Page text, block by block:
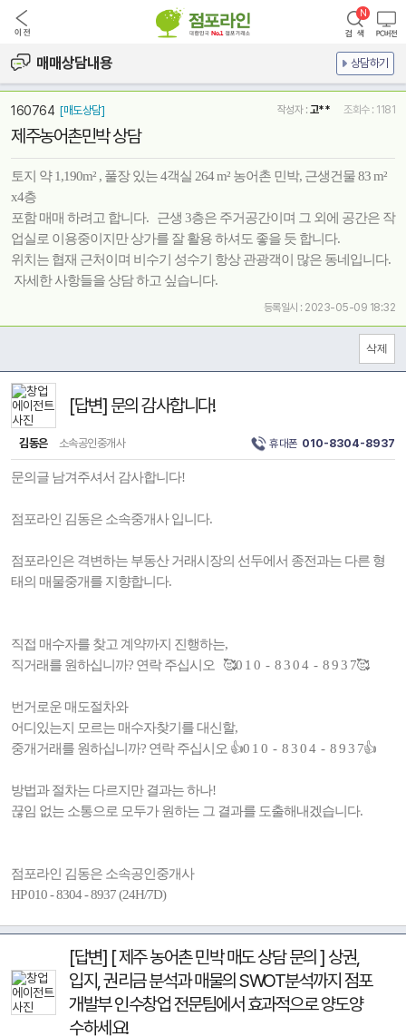
매매상담내용 상담하기
160764 [매도상담] 작성자 : 고** 조회수 : 1181
제주농어촌민박 상담
토지 약 1,190m² , 풀장 있는 4객실 264 m² 농어촌 민박, 근생건물 83 m²
x4층
포함 매매 하려고 합니다. 근생 3층은 주거공간이며 그 외에 공간은 작
업실로 이용중이지만 상가를 잘 활용 하셔도 좋을 듯 합니다.
위치는 협재 근처이며 비수기 성수기 항상 관광객이 많은 동네입니다.
자세한 사항들을 상담 하고 싶습니다.
등록일시 : 2023-05-09 18:32
[답변] 문의 감사합니다!
김동은 소속공인중개사 휴대폰 010-8304-8937
문의글 남겨주셔서 감사합니다!
점포라인 김동은 소속중개사 입니다.
점포라인은 격변하는 부동산 거래시장의 선두에서 종전과는 다른 형
태의 매물중개를 지향합니다.
직접 매수자를 찾고 계약까지 진행하는,
직거래를 원하십니까? 연락 주십시오 🥰0 1 0 - 8 3 0 4 - 8 9 3 7🥰
번거로운 매도절차와
어디있는지 모르는 매수자찾기를 대신할,
중개거래를 원하십니까? 연락 주십시오 👍0 1 0 - 8 3 0 4 - 8 9 3 7👍
방법과 절차는 다르지만 결과는 하나!
끊임 없는 소통으로 모두가 원하는 그 결과를 도출해내겠습니다.
점포라인 김동은 소속공인중개사
HP 010 - 8304 - 8937 (24H/7D)
[답변] [ 제주 농어촌 민박 매도 상담 문의 ] 상권,
입지, 권리금 분석과 매물의 SWOT분석까지 점포
개발부 인수창업 전문팀에서 효과적으로 양도양
수하세요!